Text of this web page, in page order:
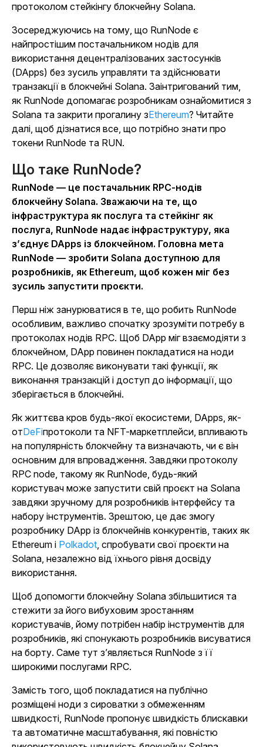
протоколом стейкінгу блокчейну Solana.
Зосереджуючись на тому, що RunNode є
найпростішим постачальником нодів для
використання децентралізованих застосунків
(DApps) без зусиль управляти та здійснювати
транзакції в блокчейні Solana. Заінтригований тим,
як RunNode допомагає розробникам ознайомитися з
Solana та закрити прогалину зEthereum? Читайте
далі, щоб дізнатися все, що потрібно знати про
токени RunNode та RUN.
Що таке RunNode?
RunNode — це постачальник RPC-нодів
блокчейну Solana. Зважаючи на те, що
інфраструктура як послуга та стейкінг як
послуга, RunNode надає інфраструктуру, яка
з’єднує DApps із блокчейном. Головна мета
RunNode — зробити Solana доступною для
розробників, як Ethereum, щоб кожен міг без
зусиль запустити проєкти.
Перш ніж занурюватися в те, що робить RunNode
особливим, важливо спочатку зрозуміти потребу в
протоколах нодів RPC. Щоб DApp міг взаємодіяти з
блокчейном, DApp повинен покладатися на ноди
RPC. Це дозволяє виконувати такі функції, як
виконання транзакцій і доступ до інформації, що
зберігається в блокчейні.
Як життєва кров будь-якої екосистеми, DApps, як-
отDeFiпротоколи та NFT-маркетплейси, впливають
на популярність блокчейну та визначають, чи є він
основним для впровадження. Завдяки протоколу
RPC node, такому як RunNode, будь-який
користувач може запустити свій проєкт на Solana
завдяки зручному для розробників інтерфейсу та
набору інструментів. Зрештою, це дає змогу
розробнику DApp із блокчейнів конкурентів, таких як
Ethereum і Polkadot, спробувати свої проєкти на
Solana, незалежно від їхнього рівня досвіду
використання.
Щоб допомогти блокчейну Solana збільшитися та
стежити за його вибуховим зростанням
користувачів, йому потрібен набір інструментів для
розробників, які спонукають розробників висуватися
на борту. Саме тут з’являється RunNode з її
широкими послугами RPC.
Замість того, щоб покладатися на публічно
розміщені ноди з сироватки з обмеженням
швидкості, RunNode пропонує швидкість блискавки
та автоматичне масштабування, які повністю